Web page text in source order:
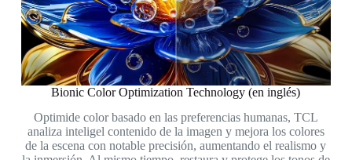
Bionic Color Optimization Technology (en inglés)
Optimide color basado en las preferencias humanas, TCL
analiza inteligel contenido de la imagen y mejora los colores
de la escena con notable precisión, aumentando el realismo y